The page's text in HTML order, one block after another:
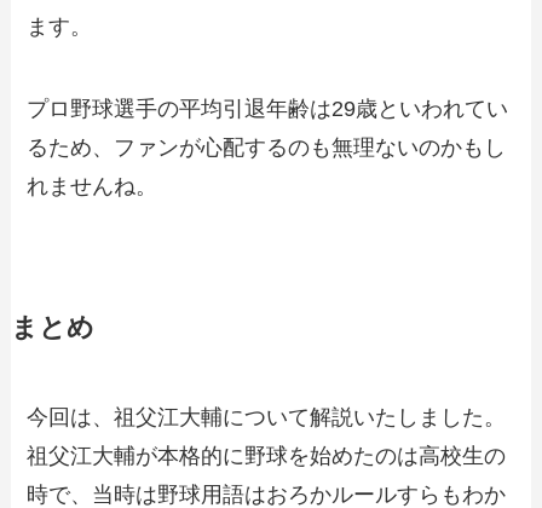
ます。
プロ野球選手の平均引退年齢は29歳といわれてい
るため、ファンが心配するのも無理ないのかもし
れませんね。
まとめ
今回は、祖父江大輔について解説いたしました。
祖父江大輔が本格的に野球を始めたのは高校生の
時で、当時は野球用語はおろかルールすらもわか